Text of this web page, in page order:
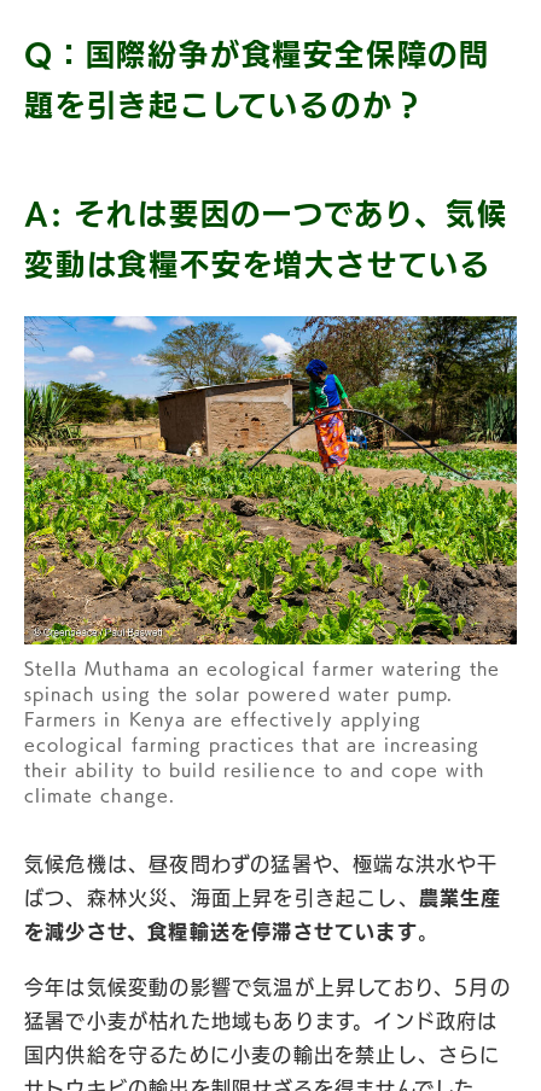
Q：国際紛争が食糧安全保障の問
題を引き起こしているのか？
A: それは要因の一つであり、気候
変動は食糧不安を増大させている
Stella Muthama an ecological farmer watering the
spinach using the solar powered water pump.
Farmers in Kenya are effectively applying
ecological farming practices that are increasing
their ability to build resilience to and cope with
climate change.
気候危機は、昼夜問わずの猛暑や、極端な洪水や干
ばつ、森林火災、海面上昇を引き起こし、 農業生産
を減少させ、食糧輸送を停滞させています。
今年は気候変動の影響で気温が上昇しており、5月の
猛暑で小麦が枯れた地域もあります。インド政府は
国内供給を守るために小麦の輸出を禁止し、さらに